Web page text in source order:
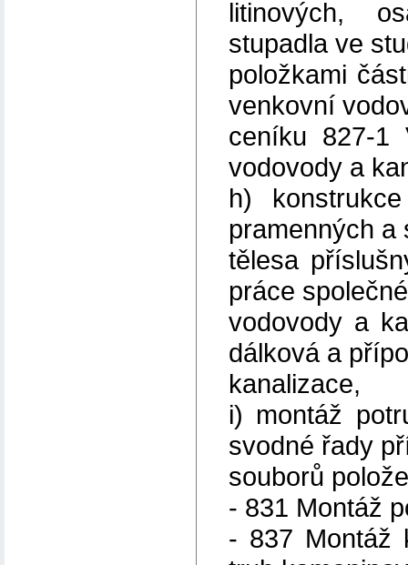
litinových,
stupadla ve
položkami
venkovní
ceníku 827-1
vodovody a
h)
pramenných a
tělesa
práce
vodovody a
dálková a
kanalizace,
i) montáž
svodné řady
souborů
- 831 Montáž
- 837 Montáž